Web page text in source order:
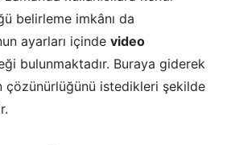
belirleme imkânı da
ayarları içinde video
bulunmaktadır. Buraya giderek
çözünürlüğünü istedikleri şekilde